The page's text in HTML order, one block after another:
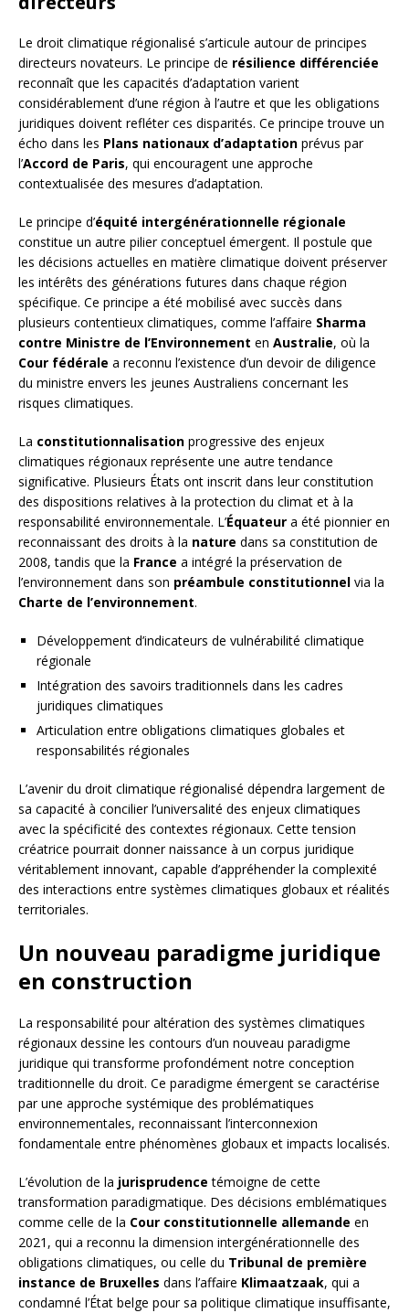
Le droit climatique régionalisé s’articule autour de principes
directeurs novateurs. Le principe de résilience différenciée
reconnaît que les capacités d’adaptation varient
considérablement d’une région à l’autre et que les obligations
juridiques doivent refléter ces disparités. Ce principe trouve un
écho dans les Plans nationaux d’adaptation prévus par
l’Accord de Paris, qui encouragent une approche
contextualisée des mesures d’adaptation.
Le principe d’équité intergénérationnelle régionale
constitue un autre pilier conceptuel émergent. Il postule que
les décisions actuelles en matière climatique doivent préserver
les intérêts des générations futures dans chaque région
spécifique. Ce principe a été mobilisé avec succès dans
plusieurs contentieux climatiques, comme l’affaire Sharma
contre Ministre de l’Environnement en Australie, où la
Cour fédérale a reconnu l’existence d’un devoir de diligence
du ministre envers les jeunes Australiens concernant les
risques climatiques.
La constitutionnalisation progressive des enjeux
climatiques régionaux représente une autre tendance
significative. Plusieurs États ont inscrit dans leur constitution
des dispositions relatives à la protection du climat et à la
responsabilité environnementale. L’Équateur a été pionnier en
reconnaissant des droits à la nature dans sa constitution de
2008, tandis que la France a intégré la préservation de
l’environnement dans son préambule constitutionnel via la
Charte de l’environnement.
Développement d’indicateurs de vulnérabilité climatique
régionale
Intégration des savoirs traditionnels dans les cadres
juridiques climatiques
Articulation entre obligations climatiques globales et
responsabilités régionales
L’avenir du droit climatique régionalisé dépendra largement de
sa capacité à concilier l’universalité des enjeux climatiques
avec la spécificité des contextes régionaux. Cette tension
créatrice pourrait donner naissance à un corpus juridique
véritablement innovant, capable d’appréhender la complexité
des interactions entre systèmes climatiques globaux et réalités
territoriales.
Un nouveau paradigme juridique
en construction
La responsabilité pour altération des systèmes climatiques
régionaux dessine les contours d’un nouveau paradigme
juridique qui transforme profondément notre conception
traditionnelle du droit. Ce paradigme émergent se caractérise
par une approche systémique des problématiques
environnementales, reconnaissant l’interconnexion
fondamentale entre phénomènes globaux et impacts localisés.
L’évolution de la jurisprudence témoigne de cette
transformation paradigmatique. Des décisions emblématiques
comme celle de la Cour constitutionnelle allemande en
2021, qui a reconnu la dimension intergénérationnelle des
obligations climatiques, ou celle du Tribunal de première
instance de Bruxelles dans l’affaire Klimaatzaak, qui a
condamné l’État belge pour sa politique climatique insuffisante,